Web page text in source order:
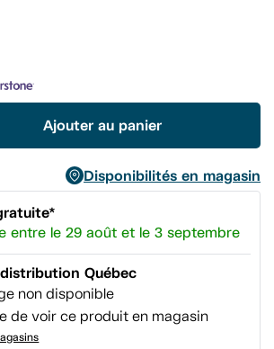
Ajouter au panier
Disponibilités en magasin
entre le 29 août et le 3 septembre
Québec
non disponible
de voir ce produit en magasin